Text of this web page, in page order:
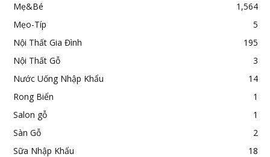
Mẹ&Bé
1,564
Mẹo-Típ
5
Nội Thất Gia Đình
195
Nội Thất Gỗ
3
Nước Uống Nhập Khẩu
14
Rong Biển
1
Salon gỗ
1
Sàn Gỗ
2
Sữa Nhập Khẩu
18